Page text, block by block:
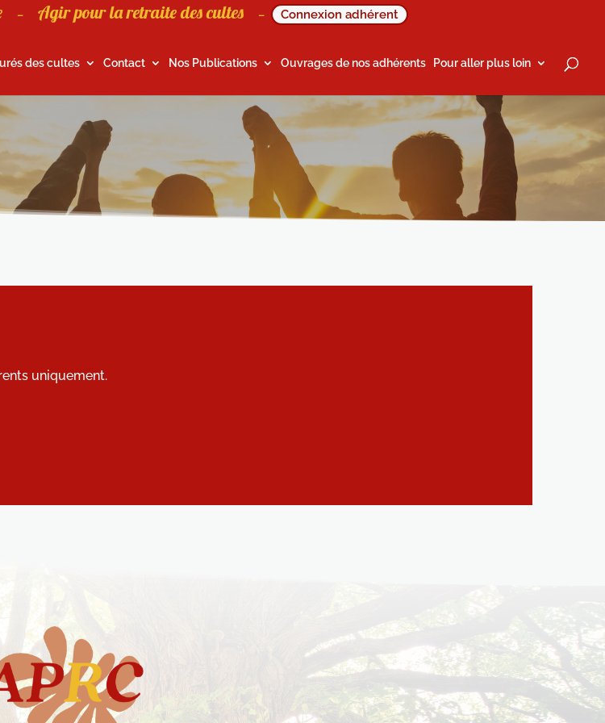
– Agir pour la retraite des cultes – Connexion adhérent
des cultes Contact Nos Publications Ouvrages de nos adhérents Pour aller plus loin
uniquement.